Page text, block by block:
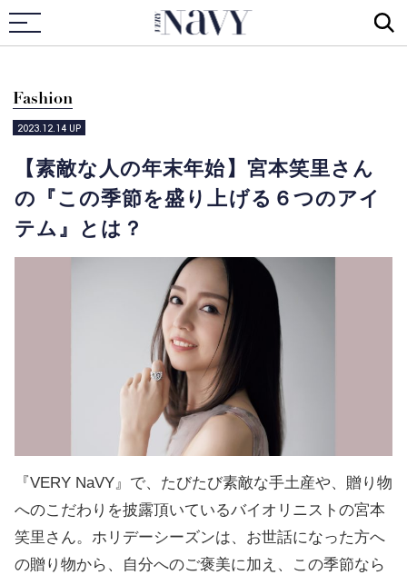
VERY NAVY
Fashion
2023.12.14 UP
【素敵な人の年末年始】宮本笑里さん
の『この季節を盛り上げる６つのアイ
テム』とは？
『VERY NaVY』で、たびたび素敵な手土産や、贈り物
へのこだわりを披露頂いているバイオリニストの宮本
笑里さん。ホリデーシーズンは、お世話になった方へ
の贈り物から、自分へのご褒美に加え、この季節なら